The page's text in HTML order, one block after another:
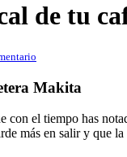
de tu
Makita
con el tiempo has
más en salir y que